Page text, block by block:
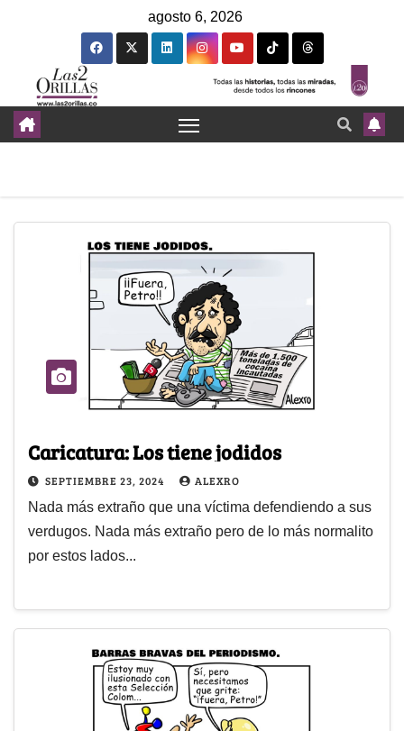
agosto 6, 2026
Caricatura: Los tiene jodidos
SEPTIEMBRE 23, 2024 ALEXRO
Nada más extraño que una víctima defendiendo a sus
verdugos. Nada más extraño pero de lo más normalito
por estos lados...